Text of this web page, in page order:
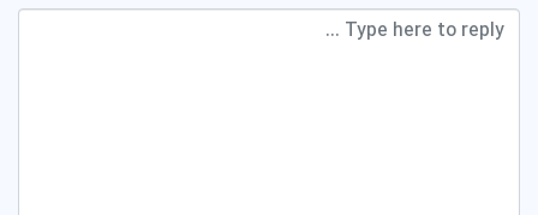
Comment *